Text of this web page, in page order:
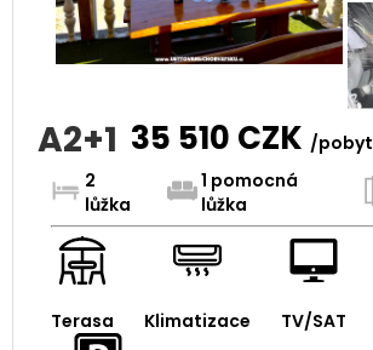
A2+1 35 510 CZK /pobyt
2
lůžka
1 pomocná
lůžka
Terasa Klimatizace TV/SAT